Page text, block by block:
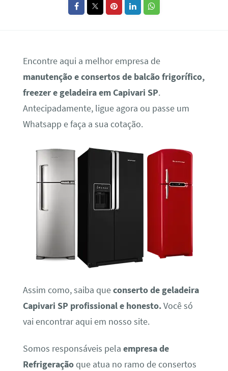
Encontre aqui a melhor empresa de
manutenção e consertos de balcão frigorífico,
freezer e geladeira em Capivari SP.
Antecipadamente, ligue agora ou passe um
Whatsapp e faça a sua cotação.
Assim como, saiba queconserto de geladeira
Capivari SP profissional e honesto.Você só
vai encontrar aqui em nosso site.
Somos responsáveis pela empresa de
Refrigeraçãoque atua no ramo de consertos